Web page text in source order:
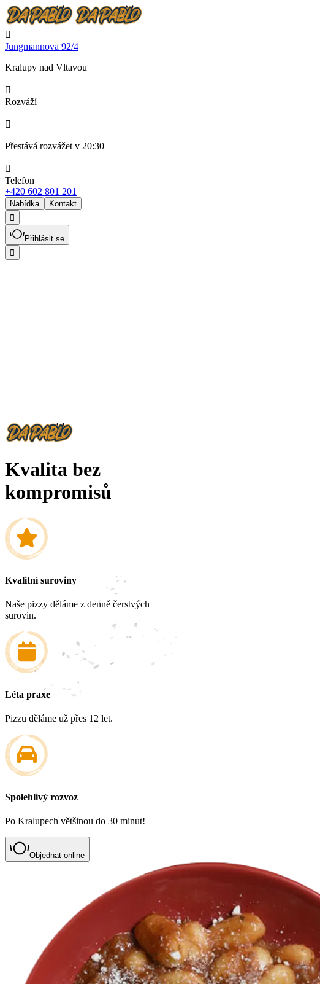

Jungmannova 92/4
Kralupy nad Vltavou

Rozváží

Přestává rozvážet v 20:30

Telefon
+420 602 801 201
Nabídka
Kontakt

Přihlásit se

Kvalita bez
kompromisů
Kvalitní suroviny
Naše pizzy děláme z denně čerstvých
surovin.
Léta praxe
Pizzu děláme už přes 12 let.
Spolehlivý rozvoz
Po Kralupech většinou do 30 minut!
Objednat online